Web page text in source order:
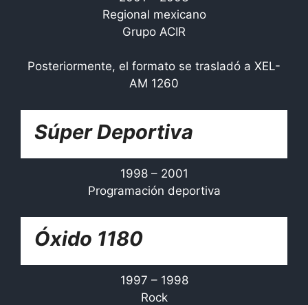
Regional mexicano
Grupo ACIR
Posteriormente, el formato se trasladó a XEL-
AM 1260
Súper Deportiva
1998 – 2001
Programación deportiva
Óxido 1180
1997 – 1998
Rock